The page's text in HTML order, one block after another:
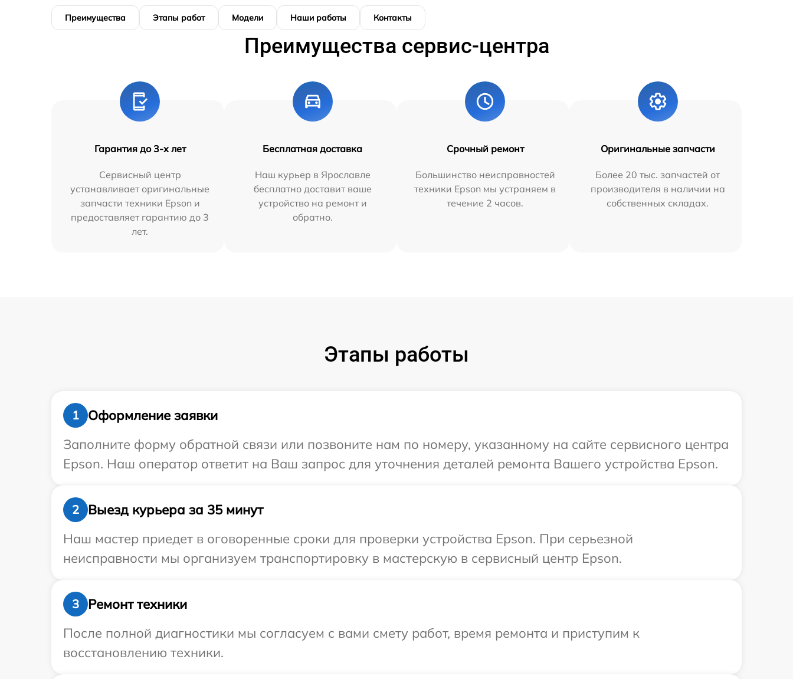
Преимущества Этапы работ Модели Наши работы Контакты
Преимущества сервис-центра
Гарантия до 3-х лет
Сервисный центр
устанавливает оригинальные
запчасти техники Epson и
предоставляет гарантию до 3
лет.
Бесплатная доставка
Наш курьер в Ярославле
бесплатно доставит ваше
устройство на ремонт и
обратно.
Срочный ремонт
Большинство неисправностей
техники Epson мы устраняем в
течение 2 часов.
Оригинальные запчасти
Более 20 тыс. запчастей от
производителя в наличии на
собственных складах.
Этапы работы
1
Оформление заявки
Заполните форму обратной связи или позвоните нам по номеру, указанному на сайте сервисного центра
Epson. Наш оператор ответит на Ваш запрос для уточнения деталей ремонта Вашего устройства Epson.
2
Выезд курьера за 35 минут
Наш мастер приедет в оговоренные сроки для проверки устройства Epson. При серьезной
неисправности мы организуем транспортировку в мастерскую в сервисный центр Epson.
3
Ремонт техники
После полной диагностики мы согласуем с вами смету работ, время ремонта и приступим к
восстановлению техники.